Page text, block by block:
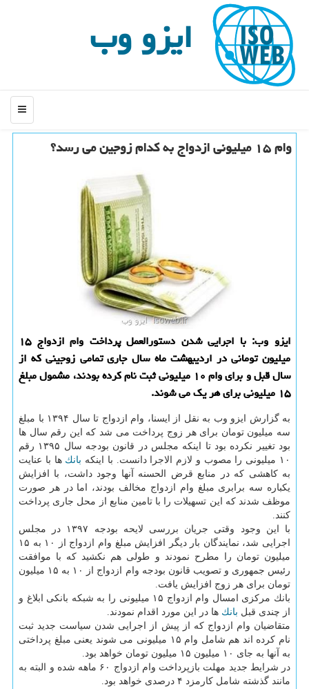
ایزو وب
منو
وام ۱۵ میلیونی ازدواج به كدام زوجین می رسد؟
ایزو وب: با اجرایی شدن دستورالعمل پرداخت وام ازدواج ۱۵
میلیون تومانی در اردیبهشت ماه سال جاری تمامی زوجینی كه از
سال قبل و برای وام ۱۰ میلیونی ثبت نام كرده بودند، مشمول مبلغ
۱۵ میلیونی برای هر یك می شوند.
به گزارش ایزو وب به نقل از ایسنا، وام ازدواج تا سال ۱۳۹۴ با مبلغ
سه میلیون تومان برای هر زوج پرداخت می شد كه این رقم سال ها
بود تغییر نكرده بود تا اینكه مجلس در قانون بودجه سال ۱۳۹۵ رقم
۱۰ میلیونی را مصوب و لازم الاجرا دانست. با اینكه
بانك ها با عنایت
به كاهشی كه در منابع قرض الحسنه آنها وجود داشت، با افزایش
یكباره سه برابری مبلغ وام ازدواج مخالف بودند، اما در هر صورت
موظف شدند كه این تسهیلات را با تامین منابع از محل جاری پرداخت
كنند.
با این وجود وقتی جریان بررسی لایحه بودجه ۱۳۹۷ در مجلس
اجرایی شد، نمایندگان بار دیگر افزایش مبلغ وام ازدواج از ۱۰ به ۱۵
میلیون تومان را مطرح نمودند و طولی هم نكشید كه با موافقت
رئیس جمهوری و تصویب قانون بودجه وام ازدواج از ۱۰ به ۱۵ میلیون
تومان برای هر زوج افزایش یافت.
بانك مركزی امسال وام ازدواج ۱۵ میلیونی را به شبكه بانكی ابلاغ و
از چندی قبل بانك ها در این مورد اقدام نمودند.
متقاضیان وام ازدواج كه از پیش از اجرایی شدن سیاست جدید ثبت
نام كرده اند هم شامل وام ۱۵ میلیونی می شوند یعنی مبلغ پرداختی
به آنها به جای ۱۰ میلیون ۱۵ میلیون تومان خواهد بود.
در شرایط جدید مهلت بازپرداخت وام ازدواج ۶۰ ماهه شده و البته به
مانند گذشته شامل كارمزد ۴ درصدی خواهد بود.